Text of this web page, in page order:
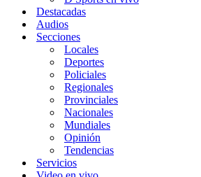
Destacadas
Audios
Secciones
Locales
Deportes
Policiales
Regionales
Provinciales
Nacionales
Mundiales
Opinión
Tendencias
Servicios